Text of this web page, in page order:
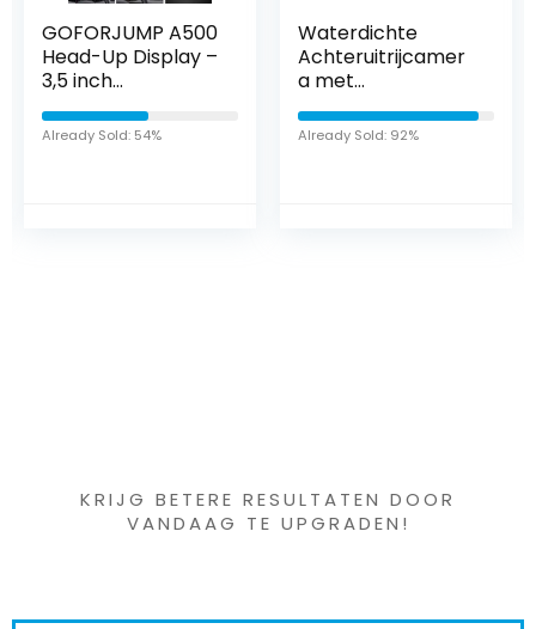
A500
Display –
met
54%
Waterdichte
Achteruitrijcamer
Kentekenplaatverl
Already Sold: 92%
a
KRIJG BETERE RESULTATEN DOOR
VANDAAG TE UPGRADEN!